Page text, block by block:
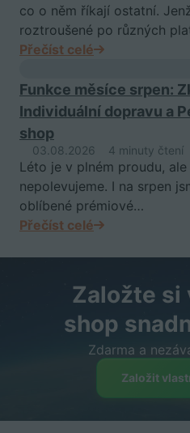
co o něm říkají ostatní.
roztroušené po různých
Přečíst celé
Funkce měsíce srpen:
Individuální dopravu a
shop
03.08.2026 4 minuty čtení
Léto je v plném proudu,
nepolevujeme. I na srpen
oblíbené prémiové…
Přečíst celé
Založte si
shop
Zdarma a
Založit